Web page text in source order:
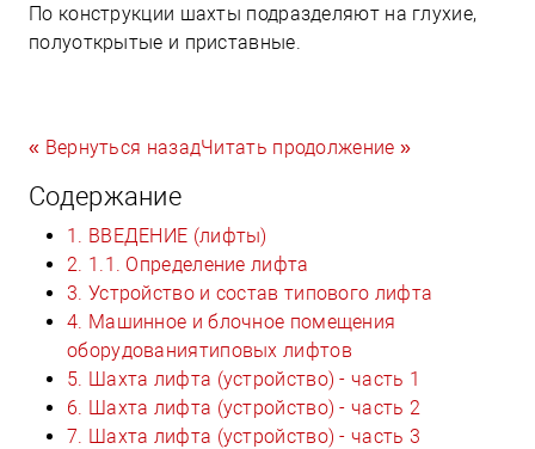
По конструкции шахты подразделяют на глухие,
полуоткрытые и приставные.
« Вернуться назадЧитать продолжение »
Содержание
1. ВВЕДЕНИЕ (лифты)
2. 1.1. Определение лифта
3. Устройство и состав типового лифта
4. Машинное и блочное помещения
оборудованиятиповых лифтов
5. Шахта лифта (устройство) - часть 1
6. Шахта лифта (устройство) - часть 2
7. Шахта лифта (устройство) - часть 3